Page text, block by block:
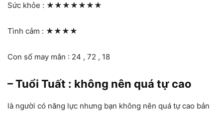
Sức khỏe : ★★★★★★★
Tình cảm : ★★★★
Con số may mắn : 24 , 72 , 18
– Tuổi Tuất : không nên quá tự cao
là người có năng lực nhưng bạn không nên quá tự cao bản